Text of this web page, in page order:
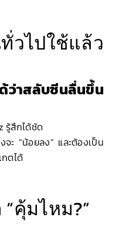
ไปใช้แล้ว
ว่าสลับซีนลื่นขึ้น
รู้สึกได้ชัด
“น้อยลง” และต้องเป็น
ตได้
คุ้มไหม?”